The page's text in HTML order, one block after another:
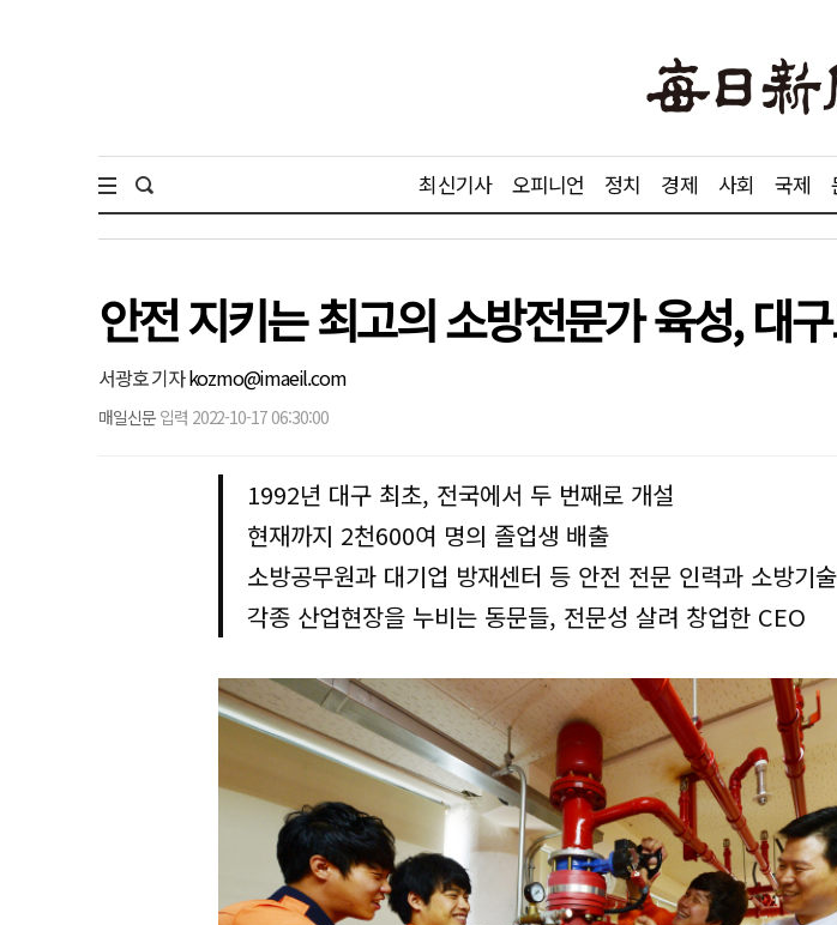
최신기사 오피니언 정치 경제 사회 국제
안전 지키는 최고의 소방전문가 육성, 대
서광호 기자kozmo@imaeil.com
매일신문 입력 2022-10-17 06:30:00
1992년 대구 최초, 전국에서 두 번째로 개설
현재까지 2천600여 명의 졸업생 배출
소방공무원과 대기업 방재센터 등 안전 전문 인력과 소방기
각종 산업현장을 누비는 동문들, 전문성 살려 창업한 CEO